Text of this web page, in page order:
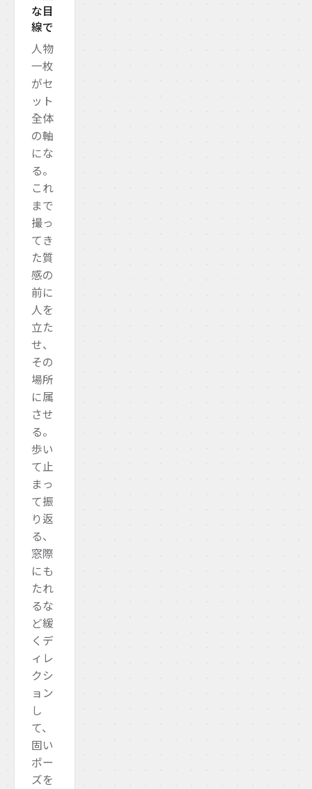
な目
線で
人物
一枚
がセ
ット
全体
の軸
にな
る。
これ
まで
撮っ
てき
た質
感の
前に
人を
立た
せ、
その
場所
に属
させ
る。
歩い
て止
まっ
て振
り返
る、
窓際
にも
たれ
るな
ど緩
くデ
ィレ
クシ
ョン
し
て、
固い
ポー
ズを